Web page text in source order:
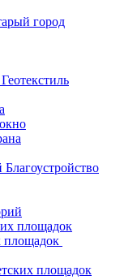
город
Геотекстиль
Благоустройство
площадок
площадок